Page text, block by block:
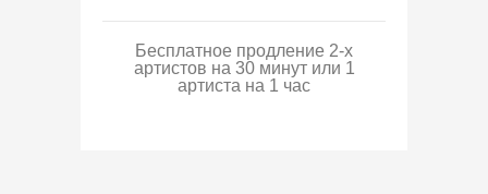
Бесплатное продление 2-х
артистов на 30 минут или 1
артиста на 1 час